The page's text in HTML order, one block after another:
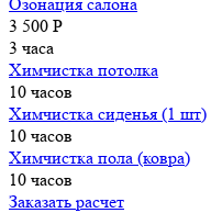
3 500 P
3 часа
Химчистка потолка
10 часов
Химчистка сиденья (1 шт)
10 часов
Химчистка пола (ковра)
10 часов
Заказать расчет